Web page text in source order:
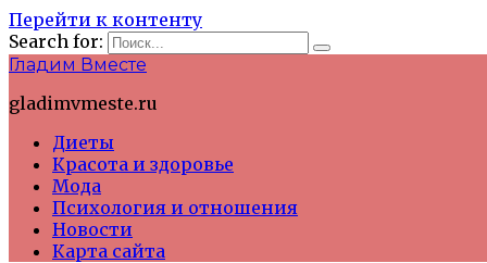
Перейти к контенту
Search for:
Гладим Вместе
gladimvmeste.ru
Диеты
Красота и здоровье
Мода
Психология и отношения
Новости
Карта сайта